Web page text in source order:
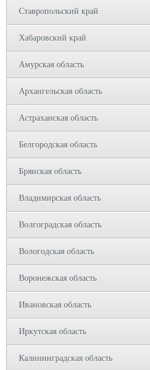
Ставропольский край
Хабаровский край
Амурская область
Архангельская область
Астраханская область
Белгородская область
Брянская область
Владимирская область
Волгоградская область
Вологодская область
Воронежская область
Ивановская область
Иркутская область
Калининградская область